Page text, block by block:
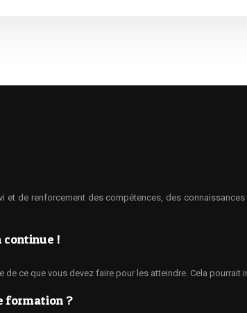
et de renforcement des compétences, des
continue !
ce que vous devez faire pour les atteindre. Cela
formation ?